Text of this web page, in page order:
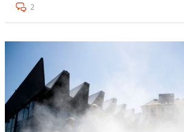
2